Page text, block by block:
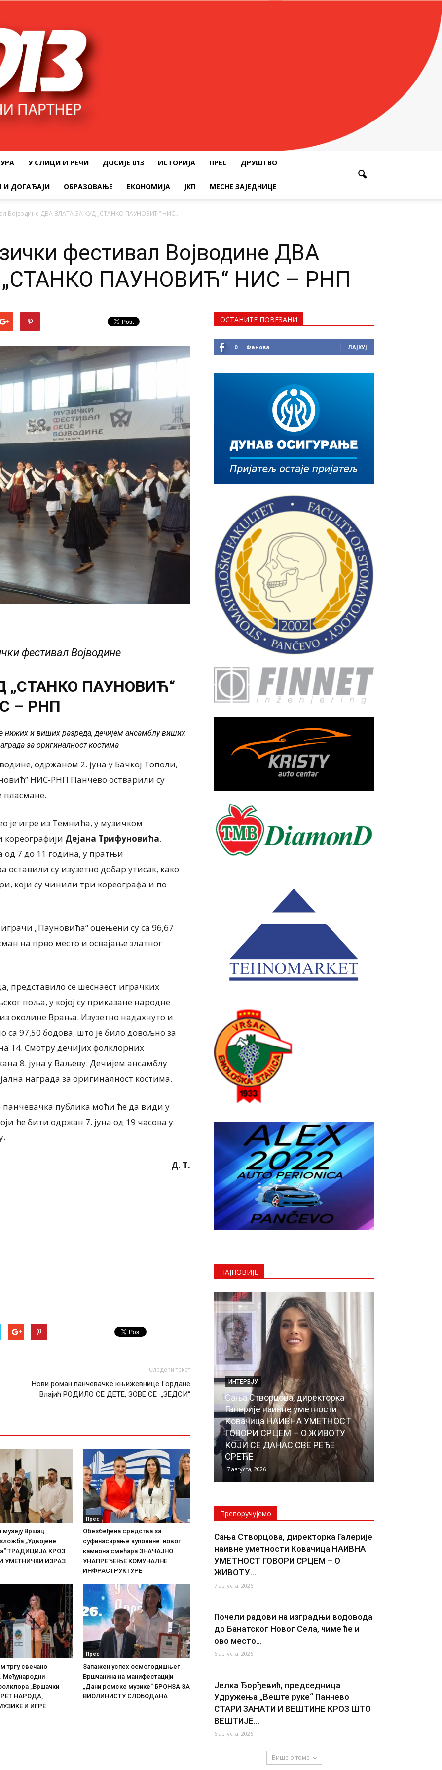
У СЛИЦИ И РЕЧИ ДОСИЈЕ 013 ИСТОРИЈА ПРЕС ДРУШТВО
ДОГАЂАЈИ ОБРАЗОВАЊЕ ЕКОНОМИЈА ЈКП МЕСНЕ ЗАЈЕДНИЦЕ
Војводине ДВА ЗЛАТА ЗА КУД „СТАНКО ПАУНОВИЋ“ НИС...
фестивал Војводине ДВА
ПАУНОВИЋ“ НИС – РНП
фестивал Војводине
„СТАНКО ПАУНОВИЋ“
– РНП
нижих и виших разреда, дечијем ансамблу виших
за оригиналност костима
одржаном 2. јуна у Бачкој Тополи,
НИС-РНП Панчево остварили су
пласмане.
је игре из Темнића, у музичком
кореографији Дејана Трифуновића.
од 7 до 11 година, у пратњи
оставили су изузетно добар утисак, како
који су чинили три кореографа и по
„Пауновића“ оцењени су са 96,67
на прво место и освајање златног
представило се шеснаест играчких
поља, у којој су приказане народне
околине Врања. Изузетно надахнуто и
са 97,50 бодова, што је било довољно за
14. Смотру дечијих фолклорних
8. јуна у Ваљеву. Дечијем ансамблу
награда за оригиналност костима.
панчевачка публика моћи ће да види у
ће бити одржан 7. јуна од 19 часова у
Д. Т.
Следећи текст
Нови роман панчевачке књижевнице Гордане
Влајић РОДИЛО СЕ ДЕТЕ, ЗОВЕ СЕ „ЗЕДСИ“
музеју Вршац
„Удвојене
ТРАДИЦИЈА КРОЗ
УМЕТНИЧКИ ИЗРАЗ
Прес
Обезбеђена средства за
суфинасирање куповине новог
камиона смећара ЗНАЧАЈНО
УНАПРЕЂЕЊЕ КОМУНАЛНЕ
ИНФРАСТРУКТУРЕ
тргу свечано
Међународни
„Вршачки
НАРОДА,
И ИГРЕ
Прес
Запажен успех осмогодишњег
Вршчанина на манифестацији
„Дани ромске музике“ БРОНЗА ЗА
ВИОЛИНИСТУ СЛОБОДАНА
ОСТАНИТЕ ПОВЕЗАНИ
0 Фанова ЛАЈКУЈ
НАЈНОВИЈЕ
ИНТЕРВЈУ
Сања Створцова, директорка
Галерије наивне уметности
Ковачица НАИВНА УМЕТНОСТ
ГОВОРИ СРЦЕМ – О ЖИВОТУ
КОЈИ СЕ ДАНАС СВЕ РЕЂЕ
СРЕЋЕ
7 августа, 2026
Препоручујемо
Сања Створцова, директорка Галерије
наивне уметности Ковачица НАИВНА
УМЕТНОСТ ГОВОРИ СРЦЕМ – О
ЖИВОТУ...
7 августа, 2026
Почели радови на изградњи водовода
до Банатског Новог Села, чиме ће и
ово место...
6 августа, 2026
Јелка Ђорђевић, председница
Удружења „Веште руке“ Панчево
СТАРИ ЗАНАТИ И ВЕШТИНЕ КРОЗ ШТО
ВЕШТИЈЕ...
6 августа, 2026
Више о томе